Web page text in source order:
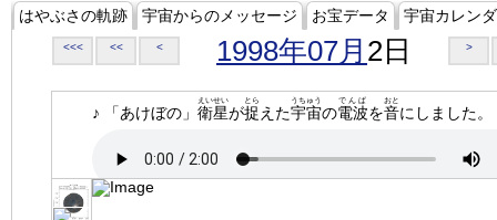
はやぶさの軌跡 宇宙からのメッセージ お宝データ 宇宙カレン
<<< << < 1998年07月 2日 >
♪ 「あけぼの」 衛星
えいせい
が捉
とら
えた宇宙
うちゅう
の電波
でんぱ
を音
おと
にしました。